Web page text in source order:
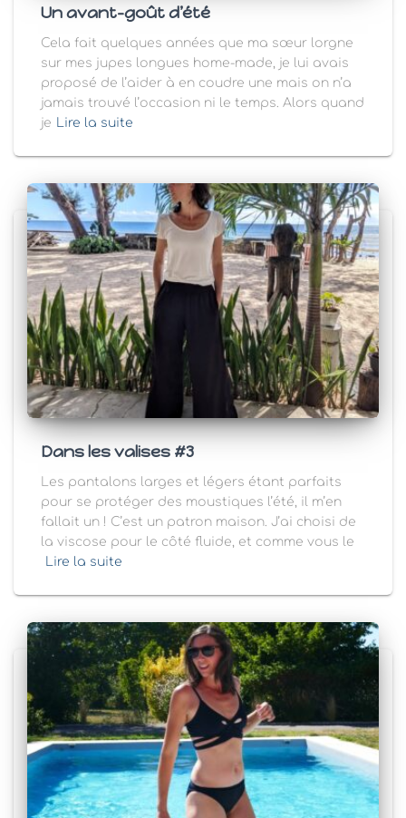
Un avant-goût d’été
Cela fait quelques années que ma sœur lorgne
sur mes jupes longues home-made, je lui avais
proposé de l’aider à en coudre une mais on n’a
jamais trouvé l’occasion ni le temps. Alors quand
je Lire la suite
Dans les valises #3
Les pantalons larges et légers étant parfaits
pour se protéger des moustiques l’été, il m’en
fallait un ! C’est un patron maison. J’ai choisi de
la viscose pour le côté fluide, et comme vous le
Lire la suite